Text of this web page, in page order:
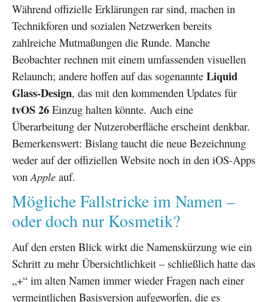
Während offizielle Erklärungen rar sind, machen in
Technikforen und sozialen Netzwerken bereits
zahlreiche Mutmaßungen die Runde. Manche
Beobachter rechnen mit einem umfassenden visuellen
Relaunch; andere hoffen auf das sogenannte Liquid
Glass-Design, das mit den kommenden Updates für
tvOS 26 Einzug halten könnte. Auch eine
Überarbeitung der Nutzeroberfläche erscheint denkbar.
Bemerkenswert: Bislang taucht die neue Bezeichnung
weder auf der offiziellen Website noch in den iOS-Apps
von Apple auf.
Mögliche Fallstricke im Namen –
oder doch nur Kosmetik?
Auf den ersten Blick wirkt die Namenskürzung wie ein
Schritt zu mehr Übersichtlichkeit – schließlich hatte das
„+“ im alten Namen immer wieder Fragen nach einer
vermeintlichen Basisversion aufgeworfen, die es